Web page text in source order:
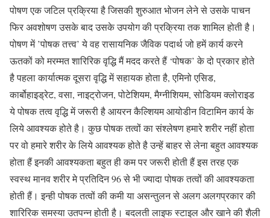
पोषण एक जटिल प्रक्रिया है जिसकी शुरुआत भोजन लेने से उसके पाचन
फिर अवशोषण उसके बाद उसके उपयोग की प्रक्रिया तक शामिल होती है।
पोषण में ’पोषक तत्त्व’ ये वह रासायनिक जैविक पदार्थ जो हमें कार्य करने
ऊतकों को मरम्मत शारिरिक वृद्धि मैं मदद करते हैं ‘पोषक’ के दो प्रकार होते
है पहला कार्यात्मक दूसरा वृद्धि में सहायक होता है, एमिनो एसिड,
कार्बोहाइड्रेट, वसा, नाइट्रोजन, पोटेशियम, मैग्नीशियम, सोडियम क्लोराइड
ये पोषक तत्व वृद्धि में जरूरी है आयरन कैल्शियम आयोडीन विटामिन कार्य के
लिये आवश्यक होते है। कुछ पोषक तत्वों का संश्लेषण हमारे शरीर नहीं होता
पर वो हमारे शरीर के लिये आवश्यक होते है उन्हें बाहर से लेना बहुत आवश्यक
होता हैं इनकी आवश्यकता बहुत ही कम पर जरूरी होती हैं इस तरह एक
स्वस्थ मानव शरीर मे प्रतिदिन 96 से भी ज्यादा पोषक तत्वों की आवश्यकता
होती हैं। इन्ही पोषक तत्वों की कमी या असन्तुलन से अलग अलगप्रकार की
शारिरिक समस्या उतपन्न होती है। बदलती लाइफ स्टाइल और खाने की शैली